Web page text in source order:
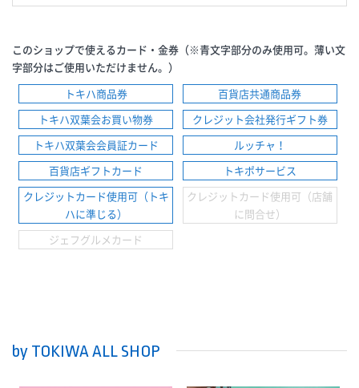
このショップで使えるカード・金券（※青文字部分のみ使用可。薄い文
字部分はご使用いただけません。）
トキハ商品券
百貨店共通商品券
トキハ双葉会お買い物券
クレジット会社発行ギフト券
トキハ双葉会会員証カード
ルッチャ！
百貨店ギフトカード
トキポサービス
クレジットカード使用可（トキ
ハに準じる）
クレジットカード使用可（店舗
に問合せ）
ジェフグルメカード
by TOKIWA ALL SHOP